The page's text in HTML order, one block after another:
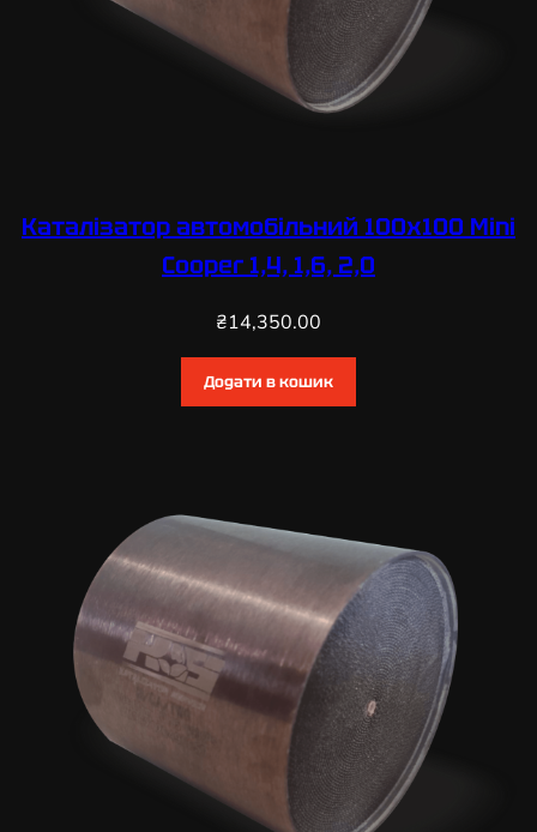
Каталізатор автомобільний 100х100 Mini
Cooper 1,4, 1,6, 2,0
₴14,350.00
Додати в кошик